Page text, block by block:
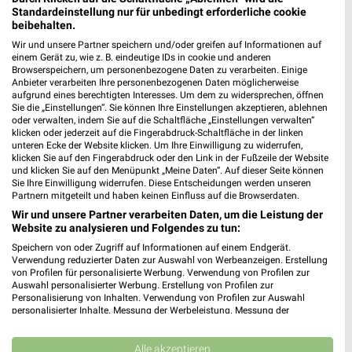
Jetzt alle "Blumen" Themen entdecken!
MEHR PROSPEKTE
weekli - Prospekte & Angebote App
Alle toom Baumarkt Angebote immer griffbereit – mit der
kostenlosen weekli App für iOS & Android.
Standortgenaue Angebote
Standardeinstellung nur für unbedingt erforderliche cookie
beibehalten.
Wir und unsere Partner speichern und/oder greifen auf Informationen auf
einem Gerät zu, wie z. B. eindeutige IDs in cookie und anderen
Browserspeichern, um personenbezogene Daten zu verarbeiten. Einige
Anbieter verarbeiten Ihre personenbezogenen Daten möglicherweise
aufgrund eines berechtigten Interesses. Um dem zu widersprechen, öffnen
Sie die „Einstellungen“. Sie können Ihre Einstellungen akzeptieren, ablehnen
oder verwalten, indem Sie auf die Schaltfläche „Einstellungen verwalten“
klicken oder jederzeit auf die Fingerabdruck-Schaltfläche in der linken
unteren Ecke der Website klicken. Um Ihre Einwilligung zu widerrufen,
klicken Sie auf den Fingerabdruck oder den Link in der Fußzeile der Website
und klicken Sie auf den Menüpunkt „Meine Daten“. Auf dieser Seite können
Sie Ihre Einwilligung widerrufen. Diese Entscheidungen werden unseren
Partnern mitgeteilt und haben keinen Einfluss auf die Browserdaten.
Wir und unsere Partner verarbeiten Daten, um die Leistung der
Website zu analysieren und Folgendes zu tun:
Speichern von oder Zugriff auf Informationen auf einem Endgerät.
Verwendung reduzierter Daten zur Auswahl von Werbeanzeigen. Erstellung
von Profilen für personalisierte Werbung. Verwendung von Profilen zur
Auswahl personalisierter Werbung. Erstellung von Profilen zur
Personalisierung von Inhalten. Verwendung von Profilen zur Auswahl
personalisierter Inhalte. Messung der Werbeleistung. Messung der
Kombinationen von Daten aus verschiedenen Quellen. Entwicklung und
Verbesserung der Angebote. Verwendung reduzierter Daten zur Auswahl
Alle akzeptieren